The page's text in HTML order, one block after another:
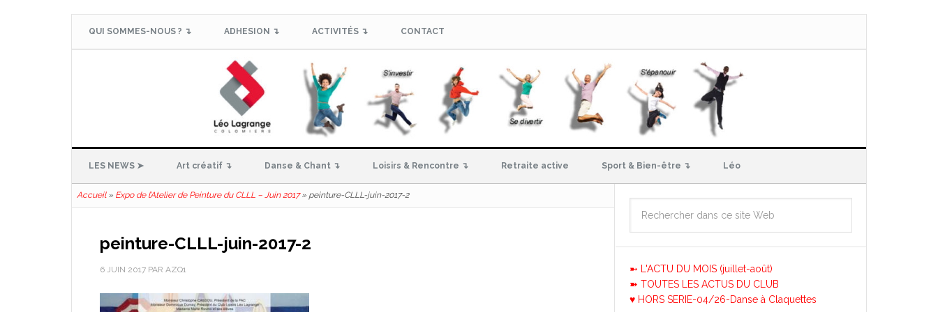
QUI SOMMES-NOUS ? ↴ ADHESION ↴ ACTIVITÉS ↴ CONTACT
LES NEWS ➤ Art créatif ↴ Danse & Chant ↴ Loisirs & Rencontre ↴ Retraite active Sport & Bien-être ↴ Léo
Accueil» Expo de l’Atelier de Peinture du CLLL – Juin 2017» peinture-CLLL-juin-2017-2
peinture-CLLL-juin-2017-2
6 JUIN 2017 PAR AZQ1
➼ L'ACTU DU MOIS (juillet-août)
➽ TOUTES LES ACTUS DU CLUB
♥ HORS SERIE-04/26-Danse à Claquettes